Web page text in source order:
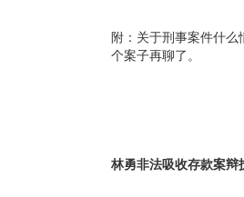
附：关于刑事案件什
个案子再聊了。
林勇非法吸收存款案辩